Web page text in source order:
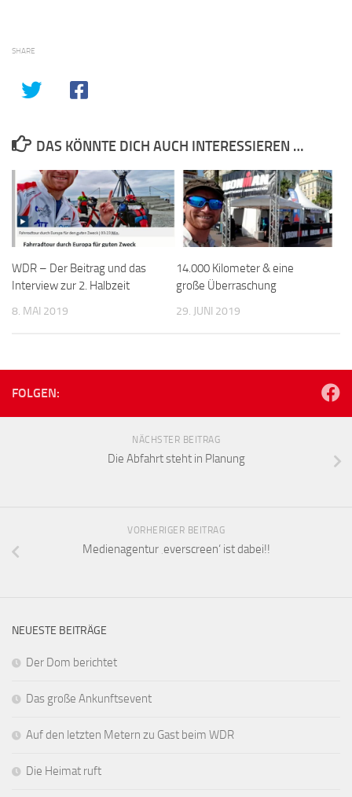
SHARE
DAS KÖNNTE DICH AUCH INTERESSIEREN …
WDR – Der Beitrag und das
Interview zur 2. Halbzeit
8. MAI 2019
14.000 Kilometer & eine
große Überraschung
29. JUNI 2019
FOLGEN:
NÄCHSTER BEITRAG
Die Abfahrt steht in Planung
VORHERIGER BEITRAG
Medienagentur ‚everscreen‘ ist dabei!!
NEUESTE BEITRÄGE
Der Dom berichtet
Das große Ankunftsevent
Auf den letzten Metern zu Gast beim WDR
Die Heimat ruft